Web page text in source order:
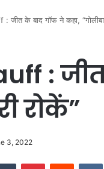
जीत के बाद गॉफ ने कहा,
:
रोकें”
3, 2022